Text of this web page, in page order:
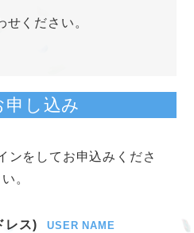
せください。
申し込み
ンをしてお申込みくださ
い。
レス) USER NAME